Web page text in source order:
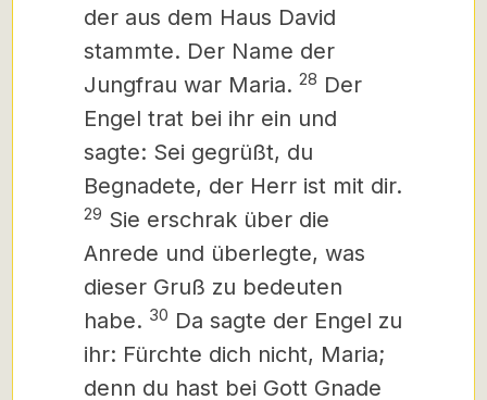
der aus dem Haus David
stammte. Der Name der
Jungfrau war Maria. 28 Der
Engel trat bei ihr ein und
sagte: Sei gegrüßt, du
Begnadete, der Herr ist mit dir.
29 Sie erschrak über die
Anrede und überlegte, was
dieser Gruß zu bedeuten
habe. 30 Da sagte der Engel zu
ihr: Fürchte dich nicht, Maria;
denn du hast bei Gott Gnade